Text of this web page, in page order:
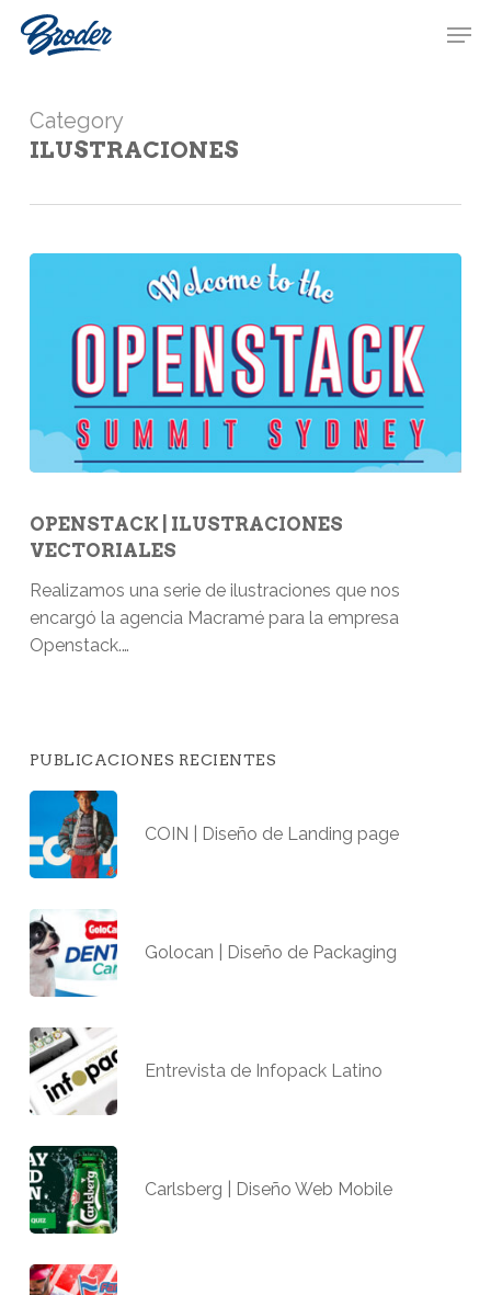
Skip
Category
ILUSTRACIONES
OPENSTACK | ILUSTRACIONES
VECTORIALES
Realizamos una serie de ilustraciones que nos
encargó la agencia Macramé para la empresa
Openstack.…
PUBLICACIONES RECIENTES
COIN | Diseño de Landing page
Golocan | Diseño de Packaging
Entrevista de Infopack Latino
Carlsberg | Diseño Web Mobile